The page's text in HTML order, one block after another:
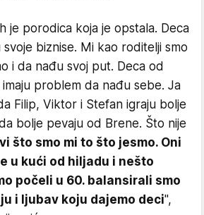
je porodica koja je opstala. Deca
biznise. Mi kao roditelji smo
i da nađu svoj put. Deca od
problem da nađu sebe. Ja
Filip, Viktor i Stefan igraju bolje
bolje pevaju od Brene. Što nije
što smo mi to što jesmo. Oni
u kući od hiljadu i nešto
počeli u 60. balansirali smo
i ljubav koju dajemo deci",